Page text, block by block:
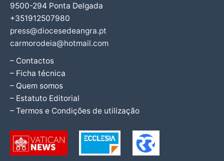
9500-294 Ponta Delgada
+351912507980
press@diocesedeangra.pt
carmorodeia@hotmail.com
– Contactos
– Ficha técnica
– Quem somos
– Estatuto Editorial
– Termos e Condições de utilização